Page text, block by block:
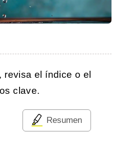
revisa el índice o el
clave.
Resumen